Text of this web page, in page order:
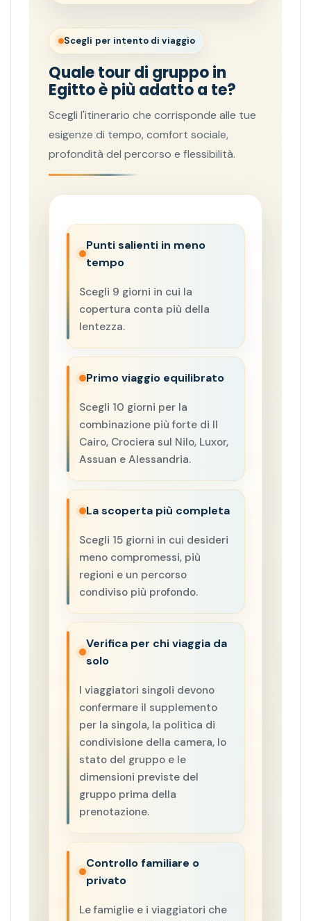
Scegli per intento di viaggio
Quale tour di gruppo in
Egitto è più adatto a te?
Scegli l'itinerario che corrisponde alle tue
esigenze di tempo, comfort sociale,
profondità del percorso e flessibilità.
Punti salienti in meno
tempo
Scegli 9 giorni in cui la
copertura conta più della
lentezza.
Primo viaggio equilibrato
Scegli 10 giorni per la
combinazione più forte di Il
Cairo, Crociera sul Nilo, Luxor,
Assuan e Alessandria.
La scoperta più completa
Scegli 15 giorni in cui desideri
meno compromessi, più
regioni e un percorso
condiviso più profondo.
Verifica per chi viaggia da
solo
I viaggiatori singoli devono
confermare il supplemento
per la singola, la politica di
condivisione della camera, lo
stato del gruppo e le
dimensioni previste del
gruppo prima della
prenotazione.
Controllo familiare o
privato
Le famiglie e i viaggiatori che